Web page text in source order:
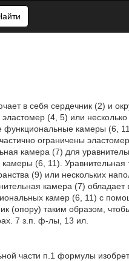
в себя сердечник (2) и
(4, 5) или
камеры (6,
ограничены
камера (7) для
(6, 11). Уравнительная
(9) или нескольких
камера (7)
камер (6, 11) с
(опору) таким образом,
7 з.п. ф-лы, 13 ил.
части п.1 формулы